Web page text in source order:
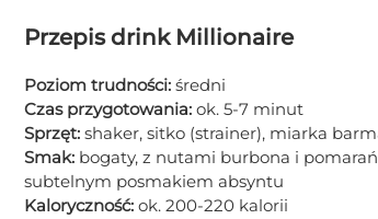
Przepis drink Millionaire
Poziom trudności: średni
Czas przygotowania: ok. 5-7 minut
Sprzęt: shaker, sitko (strainer), miarka
Smak: bogaty, z nutami burbona i
subtelnym posmakiem absyntu
Kaloryczność: ok. 200-220 kalorii